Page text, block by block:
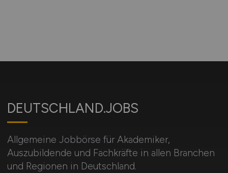
DEUTSCHLAND.JOBS
Allgemeine Jobbörse für Akademiker,
Auszubildende und Fachkräfte in allen Branchen
und Regionen in Deutschland.